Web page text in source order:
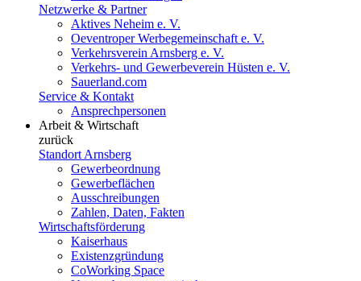
Netzwerke & Partner
Aktives Neheim e. V.
Oeventroper Werbegemeinschaft e. V.
Verkehrsverein Arnsberg e. V.
Verkehrs- und Gewerbeverein Hüsten e. V.
Sauerland.com
Service & Kontakt
Ansprechpersonen
Arbeit & Wirtschaft
zurück
Standort Arnsberg
Gewerbeordnung
Gewerbeflächen
Ausschreibungen
Zahlen, Daten, Fakten
Wirtschaftsförderung
Kaiserhaus
Existenzgründung
CoWorking Space